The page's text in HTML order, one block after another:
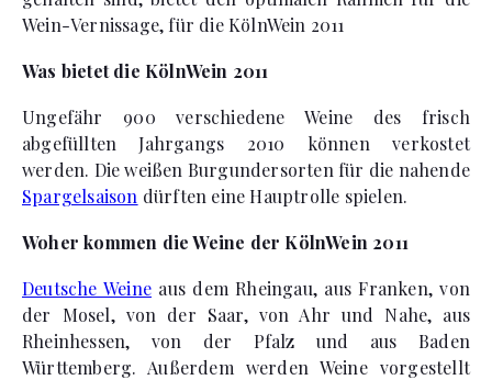
Wein-Vernissage, für die KölnWein 2011
Was bietet die KölnWein 2011
Ungefähr 900 verschiedene Weine des frisch
abgefüllten Jahrgangs 2010 können verkostet
werden. Die weißen Burgundersorten für die nahende
Spargelsaison dürften eine Hauptrolle spielen.
Woher kommen die Weine der KölnWein 2011
Deutsche Weineaus dem Rheingau, aus Franken, von
der Mosel, von der Saar, von Ahr und Nahe, aus
Rheinhessen, von der Pfalz und aus Baden
Württemberg. Außerdem werden Weine vorgestellt